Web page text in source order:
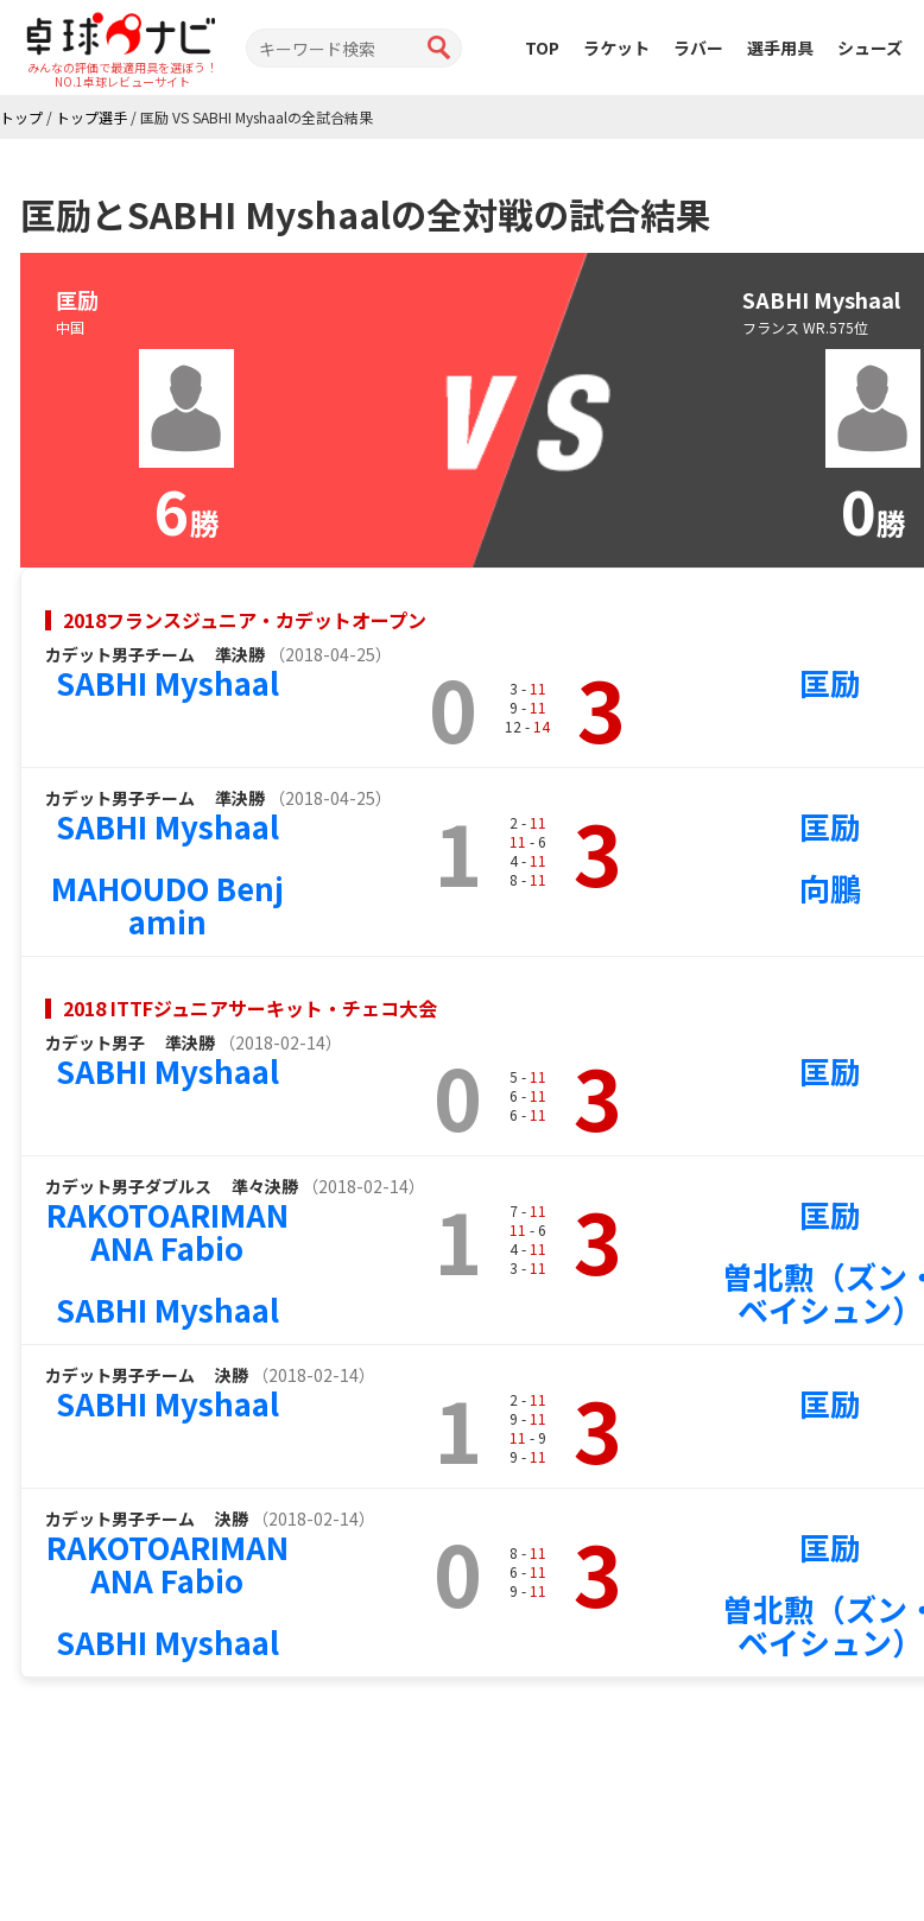
みんなの評価で最適用具を選ぼう！
NO.1卓球レビューサイト
TOP ラケット ラバー 選手用具 シューズ
トップ / トップ選手 /匡励 VS SABHI Myshaalの全試合結果
匡励とSABHI Myshaalの全対戦の試合結果
匡励
中国
6勝
SABHI Myshaal
フランス WR.575位
0勝
2018フランスジュニア・カデットオープン
カデット男子チーム 準決勝 （2018-04-25）
SABHI Myshaal 0 3 - 11
9 - 11
12 - 14 3 匡励
カデット男子チーム 準決勝 （2018-04-25）
SABHI Myshaal
MAHOUDO Benj
amin
1 2 - 11
11 - 6
4 - 11
8 - 11 3
匡励
向鵬
2018 ITTFジュニアサーキット・チェコ大会
カデット男子 準決勝 （2018-02-14）
SABHI Myshaal 0 5 - 11
6 - 11
6 - 11 3 匡励
カデット男子ダブルス 準々決勝 （2018-02-14）
RAKOTOARIMAN
ANA Fabio
SABHI Myshaal
1 7 - 11
11 - 6
4 - 11
3 - 11 3
匡励
曽北勲（ズン
ベイシュン）
カデット男子チーム 決勝 （2018-02-14）
SABHI Myshaal 1 2 - 11
9 - 11
11 - 9
9 - 11 3 匡励
カデット男子チーム 決勝 （2018-02-14）
RAKOTOARIMAN
ANA Fabio
SABHI Myshaal
0 8 - 11
6 - 11
9 - 11 3
匡励
曽北勲（ズン
ベイシュン）